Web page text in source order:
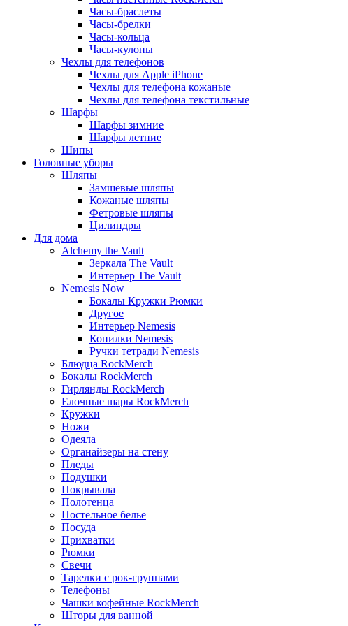
Часы-браслеты
Часы-брелки
Часы-кольца
Часы-кулоны
Чехлы для телефонов
Чехлы для Apple iPhone
Чехлы для телефона кожаные
Чехлы для телефона текстильные
Шарфы
Шарфы зимние
Шарфы летние
Шипы
Головные уборы
Шляпы
Замшевые шляпы
Кожаные шляпы
Фетровые шляпы
Цилиндры
Для дома
Alchemy the Vault
Зеркала The Vault
Интерьер The Vault
Nemesis Now
Бокалы Кружки Рюмки
Другое
Интерьер Nemesis
Копилки Nemesis
Ручки тетради Nemesis
Блюдца RockMerch
Бокалы RockMerch
Гирлянды RockMerch
Елочные шары RockMerch
Кружки
Ножи
Одеяла
Органайзеры на стену
Пледы
Подушки
Покрывала
Полотенца
Постельное белье
Посуда
Прихватки
Рюмки
Свечи
Тарелки с рок-группами
Телефоны
Чашки кофейные RockMerch
Шторы для ванной